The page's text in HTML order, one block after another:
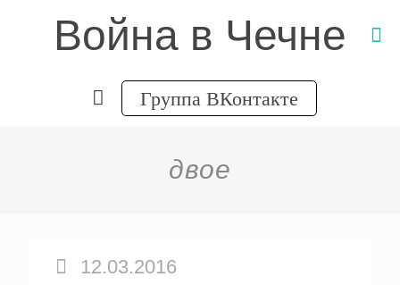
Война в Чечне
Группа ВКонтакте
двое
12.03.2016